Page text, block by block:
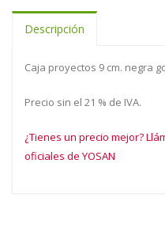
Descripción
Caja proyectos 9 cm. negra
Precio sin el 21 % de IVA.
¿Tienes un precio mejor?
oficiales de YOSAN